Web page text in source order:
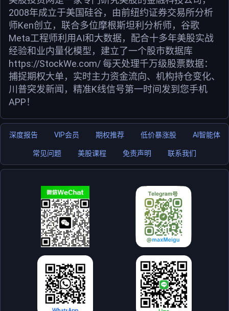
2008年成立于美国硅谷，由前纽约证券交易所分析
师Ken创立，联合多位摩根斯坦利分析师，谷歌
Meta工程师利用AI和大数据，配合十多年美股实战
经验和业内量化模型，建立了一个股市数据库
https://StockWe.com/ 每天处理千万级股票数据：
捕捉期权大单，实时主力资金流向、机构持仓变化、
川普突发新闻，精准K线信号第一时间发到您手机
APP！
深度报告 VIP会员 期权推荐 低价暴涨股 AI智能体
常见问题 美股课程 免责声明 联系我们